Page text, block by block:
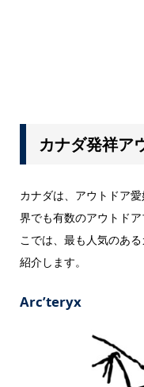
カナダ発祥ア
カナダは、アウトドア
界でも有数のアウトド
こでは、最も人気のあ
紹介します。
Arc’teryx